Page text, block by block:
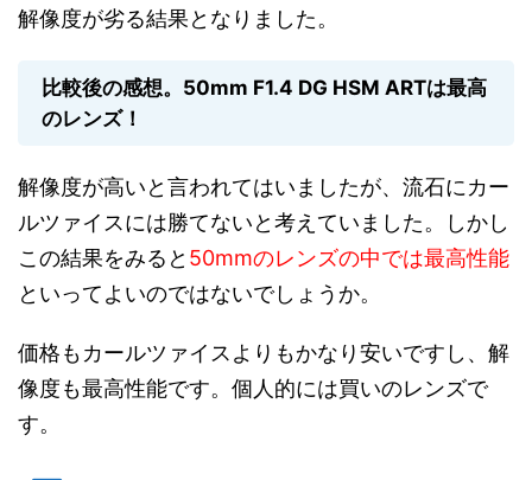
解像度が劣る結果となりました。
比較後の感想。50mm F1.4 DG HSM ARTは最高
のレンズ！
解像度が高いと言われてはいましたが、流石にカー
ルツァイスには勝てないと考えていました。しかし
この結果をみると 50mmのレンズの中では最高性能
といってよいのではないでしょうか。
価格もカールツァイスよりもかなり安いですし、解
像度も最高性能です。個人的には買いのレンズで
す。